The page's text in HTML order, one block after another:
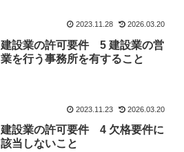
2023.11.28 2026.03.20
建設業の許可要件 5 建設業の営
業を行う事務所を有すること
2023.11.23 2026.03.20
建設業の許可要件 4 欠格要件に
該当しないこと